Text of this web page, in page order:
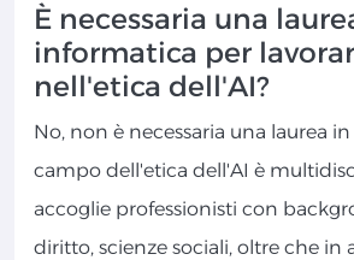
È necessaria una
informatica per
nell'etica dell'AI?
No, non è necessaria una laurea
campo dell'etica dell'AI è
accoglie professionisti con
diritto, scienze sociali, oltre che in